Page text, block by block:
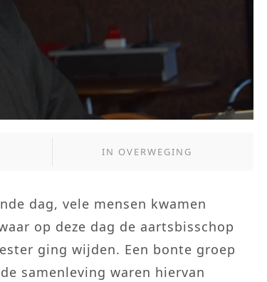
IN OVERWEGING
dag, vele mensen kwamen
op deze dag de aartsbisschop
ging wijden. Een bonte groep
samenleving waren hiervan